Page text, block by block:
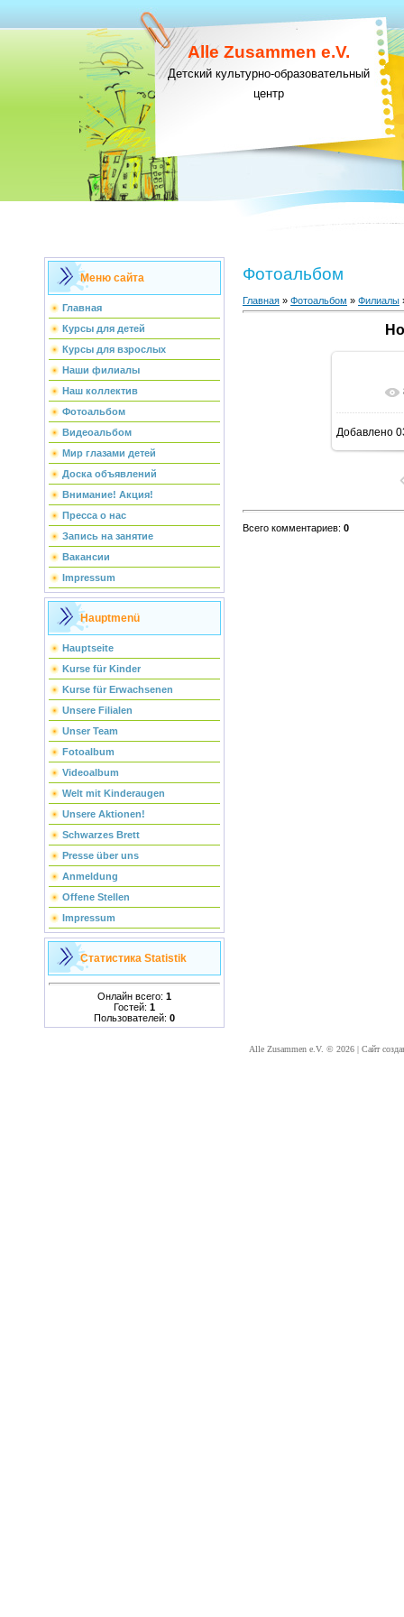
Alle Zusammen e.V.
Детский культурно-образовательный
центр
Меню сайта
Главная
Курсы для детей
Курсы для взрослых
Наши филиалы
Наш коллектив
Фотоальбом
Видеоальбом
Мир глазами детей
Доска объявлений
Внимание! Акция!
Пресса о нас
Запись на занятие
Вакансии
Impressum
Hauptmenü
Hauptseite
Kurse für Kinder
Kurse für Erwachsenen
Unsere Filialen
Unser Team
Fotoalbum
Videoalbum
Welt mit Kinderaugen
Unsere Aktionen!
Schwarzes Brett
Presse über uns
Anmeldung
Offene Stellen
Impressum
Статистика Statistik
Онлайн всего: 1
Гостей: 1
Пользователей: 0
Фотоальбом
Главная » Фотоальбом » Филиалы
В
Добавлено
Всего комментариев: 0
Alle Zusammen e.V. © 2026 | Сайт